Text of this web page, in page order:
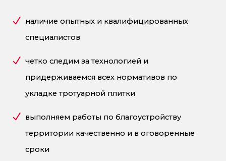
наличие опытных и квалифицированных
специалистов
четко следим за технологией и
придерживаемся всех нормативов по
укладке тротуарной плитки
выполняем работы по благоустройству
территории качественно и в оговоренные
сроки